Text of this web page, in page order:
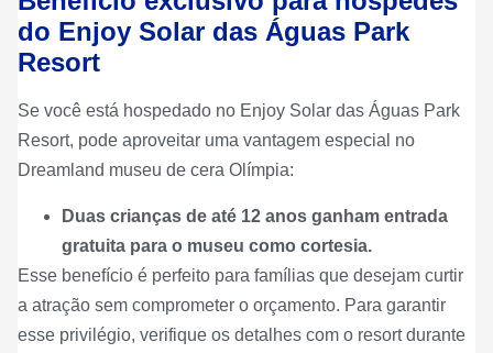
do Enjoy Solar das Águas Park
Resort
Se você está hospedado no Enjoy Solar das Águas Park
Resort, pode aproveitar uma vantagem especial no
Dreamland museu de cera Olímpia:
Duas crianças de até 12 anos ganham entrada
gratuita para o museu como cortesia.
Esse benefício é perfeito para famílias que desejam curtir
a atração sem comprometer o orçamento. Para garantir
esse privilégio, verifique os detalhes com o resort durante